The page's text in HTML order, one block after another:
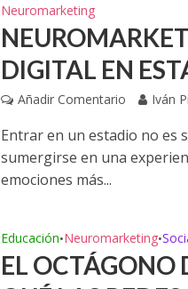
Neuromarketing
DIGITAL EN
Añadir Comentario Iván
Entrar en un estadio no es
sumergirse en una
emociones más...
Educación•Neuromarketing•
EL OCTÁGONO